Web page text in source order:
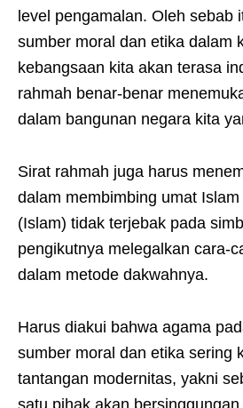
level pengamalan. Oleh sebab
sumber moral dan etika dalam
kebangsaan kita akan terasa
rahmah benar-benar
dalam bangunan negara kita
Sirat rahmah juga harus
dalam membimbing umat
(Islam) tidak terjebak pada
pengikutnya melegalkan cara-
dalam metode dakwahnya.
Harus diakui bahwa agama
sumber moral dan etika sering
tantangan modernitas, yakni
satu pihak akan